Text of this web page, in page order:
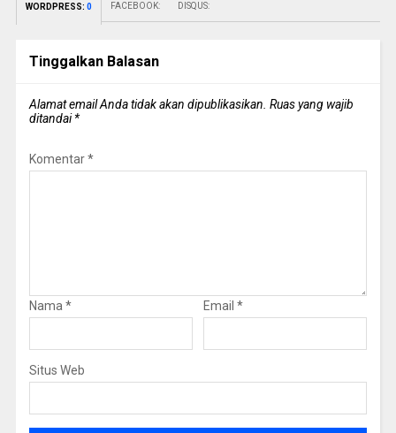
WORDPRESS: 0 FACEBOOK: DISQUS:
Tinggalkan Balasan
Alamat email Anda tidak akan dipublikasikan. Ruas yang wajib
ditandai*
Komentar*
Nama* Email *
Situs Web